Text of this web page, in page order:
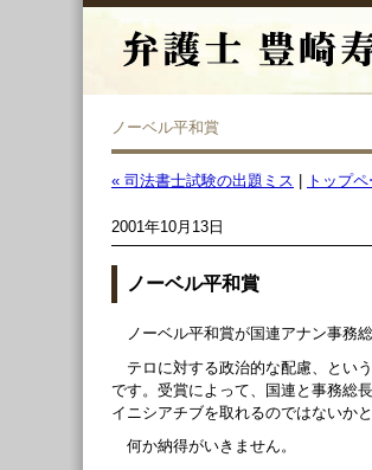
ノーベル平和賞
« 司法書士試験の出題ミス トップ
2001年10月13日
ノーベル平和賞
ノーベル平和賞が国連アナン事務
テロに対する政治的な配慮、とい
です。受賞によって、国連と事務総
イニシアチブを取れるのではないか
何か納得がいきません。